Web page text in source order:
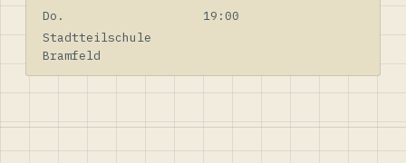
Do.
19:00
Stadtteilschule
Bramfeld